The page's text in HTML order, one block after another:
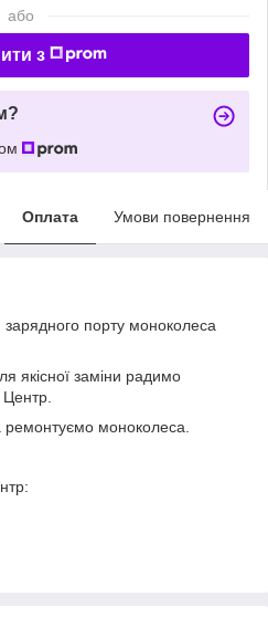
або
з
Оплата Умови повернення
порту моноколеса
якісної заміни радимо
моноколеса.